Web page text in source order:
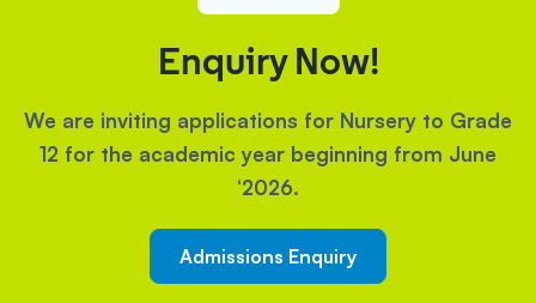
Enquiry Now!
We are inviting applications for Nursery to Grade
12 for the academic year beginning from June
‘2026.
Admissions Enquiry